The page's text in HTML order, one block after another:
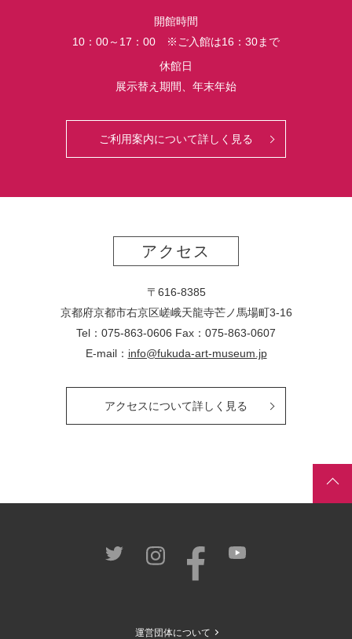
開館時間
10：00～17：00 ※ご入館は16：30まで
休館日
展示替え期間、年末年始
ご利用案内について詳しく見る
アクセス
〒616-8385
京都府京都市右京区嵯峨天龍寺芒ノ馬場町3-16
Tel：075-863-0606 Fax：075-863-0607
E-mail： info@fukuda-art-museum.jp
アクセスについて詳しく見る
運営団体について